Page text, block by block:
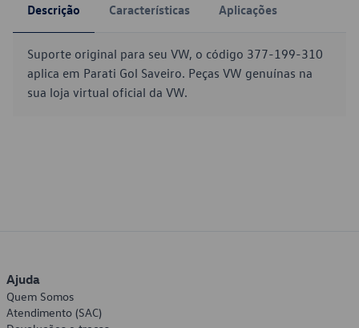
Descrição Características Aplicações
Suporte original para seu VW, o código 377-199-310
aplica em Parati Gol Saveiro. Peças VW genuínas na
sua loja virtual oficial da VW.
Ajuda
Quem Somos
Atendimento (SAC)